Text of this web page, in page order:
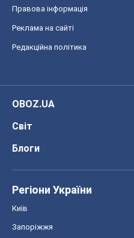
Правова інформація
Реклама на сайті
Редакційна політика
OBOZ.UA
Світ
Блоги
Регіони України
Київ
Запоріжжя